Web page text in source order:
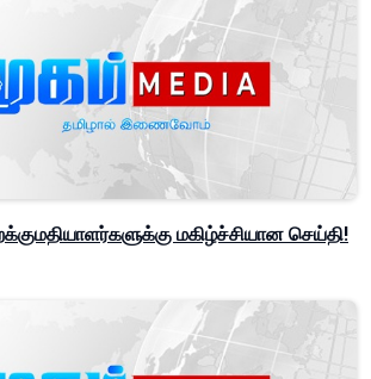
மகிழ்ச்சியான செய்தி!